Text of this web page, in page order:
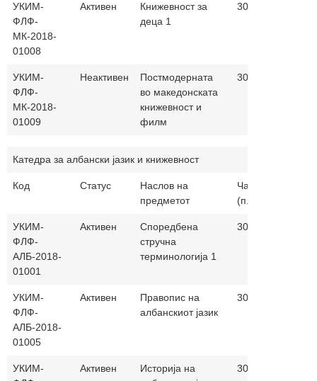
УКИМ-
ФЛФ-
МК-2018-
01008
Активен
Книжевност за
деца 1
30+30
УКИМ-
ФЛФ-
МК-2018-
01009
Неактивен
Постмодерната
во македонската
книжевност и
филм
30+30
Катедра за албански јазик и книжевност
Код Статус
Наслов на
предметот
Часови
(п.+в.)
УКИМ-
ФЛФ-
АЛБ-2018-
01001
Активен
Споредбена
стручна
терминологија 1
30+30
УКИМ-
ФЛФ-
АЛБ-2018-
01005
Активен
Правопис на
албанскиот јазик
30+30
УКИМ-
Активен
Историја на
30+30